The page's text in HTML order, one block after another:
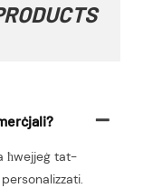
ħwejjeġ tat-